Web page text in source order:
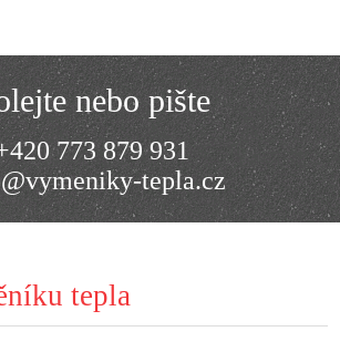
nebo pište
773 879 931
tepla.cz
tepla